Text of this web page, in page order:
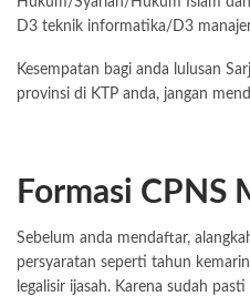
D3 teknik informatika/D3
Kesempatan bagi anda lulusan
provinsi di KTP anda, jangan
Formasi CPNS
Sebelum anda mendaftar,
persyaratan seperti tahun
legalisir ijasah. Karena sudah